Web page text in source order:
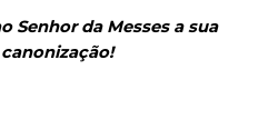
Senhor da Messes a sua